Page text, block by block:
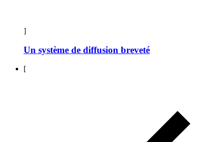
]
Un système de diffusion breveté
[